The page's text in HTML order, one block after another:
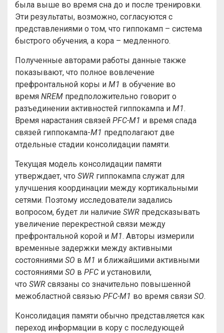
была выше во время сна до и после тренировки.
Эти результаты, возможно, согласуются с
представлениями о том, что гиппокамп – система
быстрого обучения, а кора – медленного.
Полученные авторами работы данные также
показывают, что полное вовлечение
префронтальной коры и M1 в обучение во
время NREM предположительно говорит о
разъединении активностей гиппокампа и M1.
Время нарастания связей PFC-M1 и время спада
связей гиппокампа-M1 предполагают две
отдельные стадии консолидации памяти.
Текущая модель консолидации памяти
утверждает, что SWR гиппокампа служат для
улучшения координации между кортикальными
сетями. Поэтому исследователи задались
вопросом, будет ли наличие SWR предсказывать
увеличение перекрестной связи между
префронтальной корой и M1. Авторы измерили
временные задержки между активными
состояниями SO в M1 и ближайшими активными
состояниями SO в PFC и установили,
что SWR связаны со значительно повышенной
межобластной связью PFC-M1 во время связи SO.
Консолидация памяти обычно представляется как
переход информации в кору с последующей